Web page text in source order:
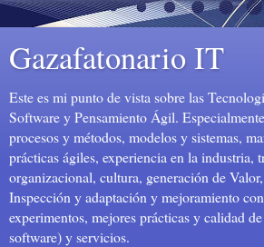
Gazafatonario IT
Este es mi punto de vista sobre las
Software y Pensamiento Ágil.
procesos y métodos, modelos y sistemas,
prácticas ágiles, experiencia en la industria,
organizacional, cultura, generación de
Inspección y adaptación y mejoramiento
experimentos, mejores prácticas y calidad
software) y servicios.